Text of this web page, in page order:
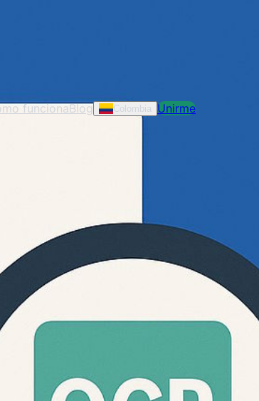
funcionaBlog Colombia Unirme